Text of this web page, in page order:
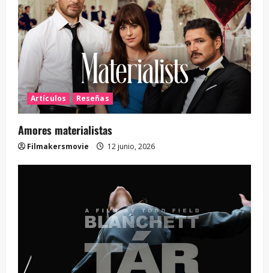
Artículos Reseñas
Amores materialistas
Filmakersmovie 12 junio, 2026